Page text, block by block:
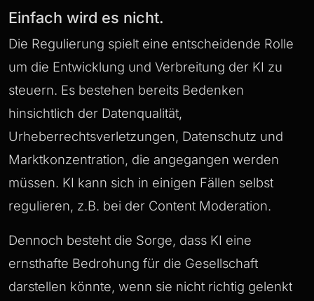
Einfach wird es nicht.
Die Regulierung spielt eine entscheidende Rolle
um die Entwicklung und Verbreitung der KI zu
steuern. Es bestehen bereits Bedenken
hinsichtlich der Datenqualität,
Urheberrechtsverletzungen, Datenschutz und
Marktkonzentration, die angegangen werden
müssen. KI kann sich in einigen Fällen selbst
regulieren, z.B. bei der Content Moderation.
Dennoch besteht die Sorge, dass KI eine
ernsthafte Bedrohung für die Gesellschaft
darstellen könnte, wenn sie nicht richtig gelenkt